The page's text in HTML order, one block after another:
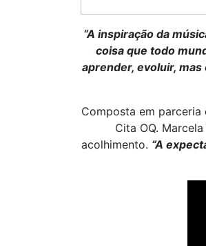
“A inspiração da
coisa que todo
aprender, evoluir,
Composta em parceria
Cita OQ.
acolhimento. “A